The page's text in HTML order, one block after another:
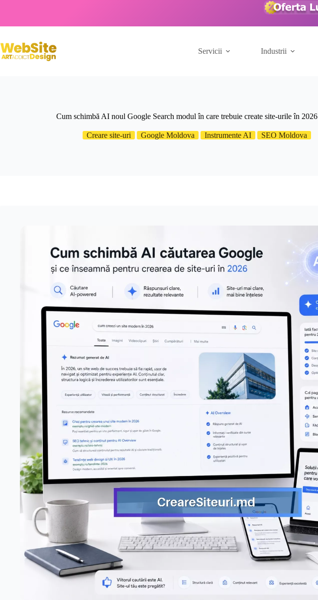
Servicii Industrii
Cum schimbă AI noul Google Search modul în care trebuie create site-urile în 2026
Creare site-uri Google Moldova Instrumente AI SEO Moldova